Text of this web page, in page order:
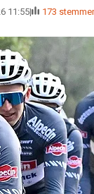
11:55 173